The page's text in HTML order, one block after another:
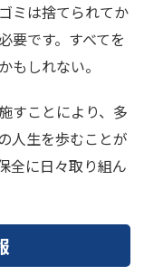
ミは捨てられてか
要です。すべてを
もしれない。
すことにより、多
人生を歩むことが
全に日々取り組ん